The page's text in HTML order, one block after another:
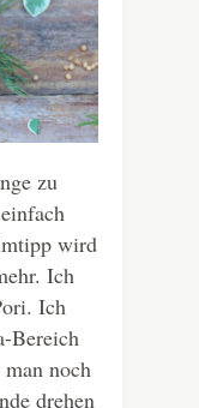
zu
wird
Ich
Ich
Bereich
noch
drehen